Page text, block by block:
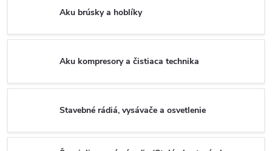
Aku brúsky a hoblíky
Aku kompresory a čistiaca technika
Stavebné rádiá, vysávače a osvetlenie